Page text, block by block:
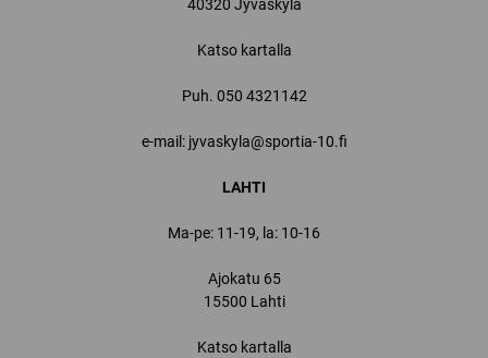
40320 Jyväskylä
Katso kartalla
Puh. 050 4321142
e-mail: jyvaskyla@sportia-10.fi
LAHTI
Ma-pe: 11-19, la: 10-16
Ajokatu 65
15500 Lahti
Katso kartalla